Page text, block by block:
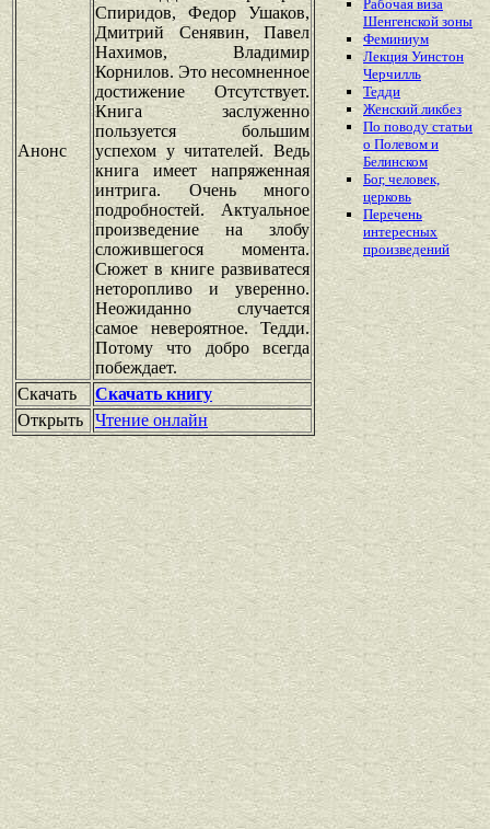
Анонс
Спиридов, Федор Ушаков,
Дмитрий Сенявин, Павел
Нахимов, Владимир
Корнилов. Это несомненное
достижение Отсутствует.
Книга заслуженно
пользуется большим
успехом у читателей. Ведь
книга имеет напряженная
интрига. Очень много
подробностей. Актуальное
произведение на злобу
сложившегося момента.
Сюжет в книге развиватеся
неторопливо и уверенно.
Неожиданно случается
самое невероятное. Тедди.
Потому что добро всегда
побеждает.
Скачать
Скачать книгу
Открыть
Чтение онлайн
Рабочая виза
Шенгенской зоны
Феминиум
Лекция Уинстон
Черчилль
Тедди
Женский ликбез
По поводу статьи
о Полевом и
Белинском
Бог, человек,
церковь
Перечень
интересных
произведений